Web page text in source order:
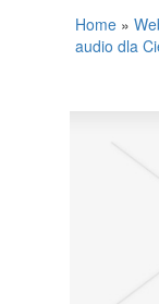
Home »
audio dla